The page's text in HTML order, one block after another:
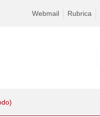
Webmail Rubrica